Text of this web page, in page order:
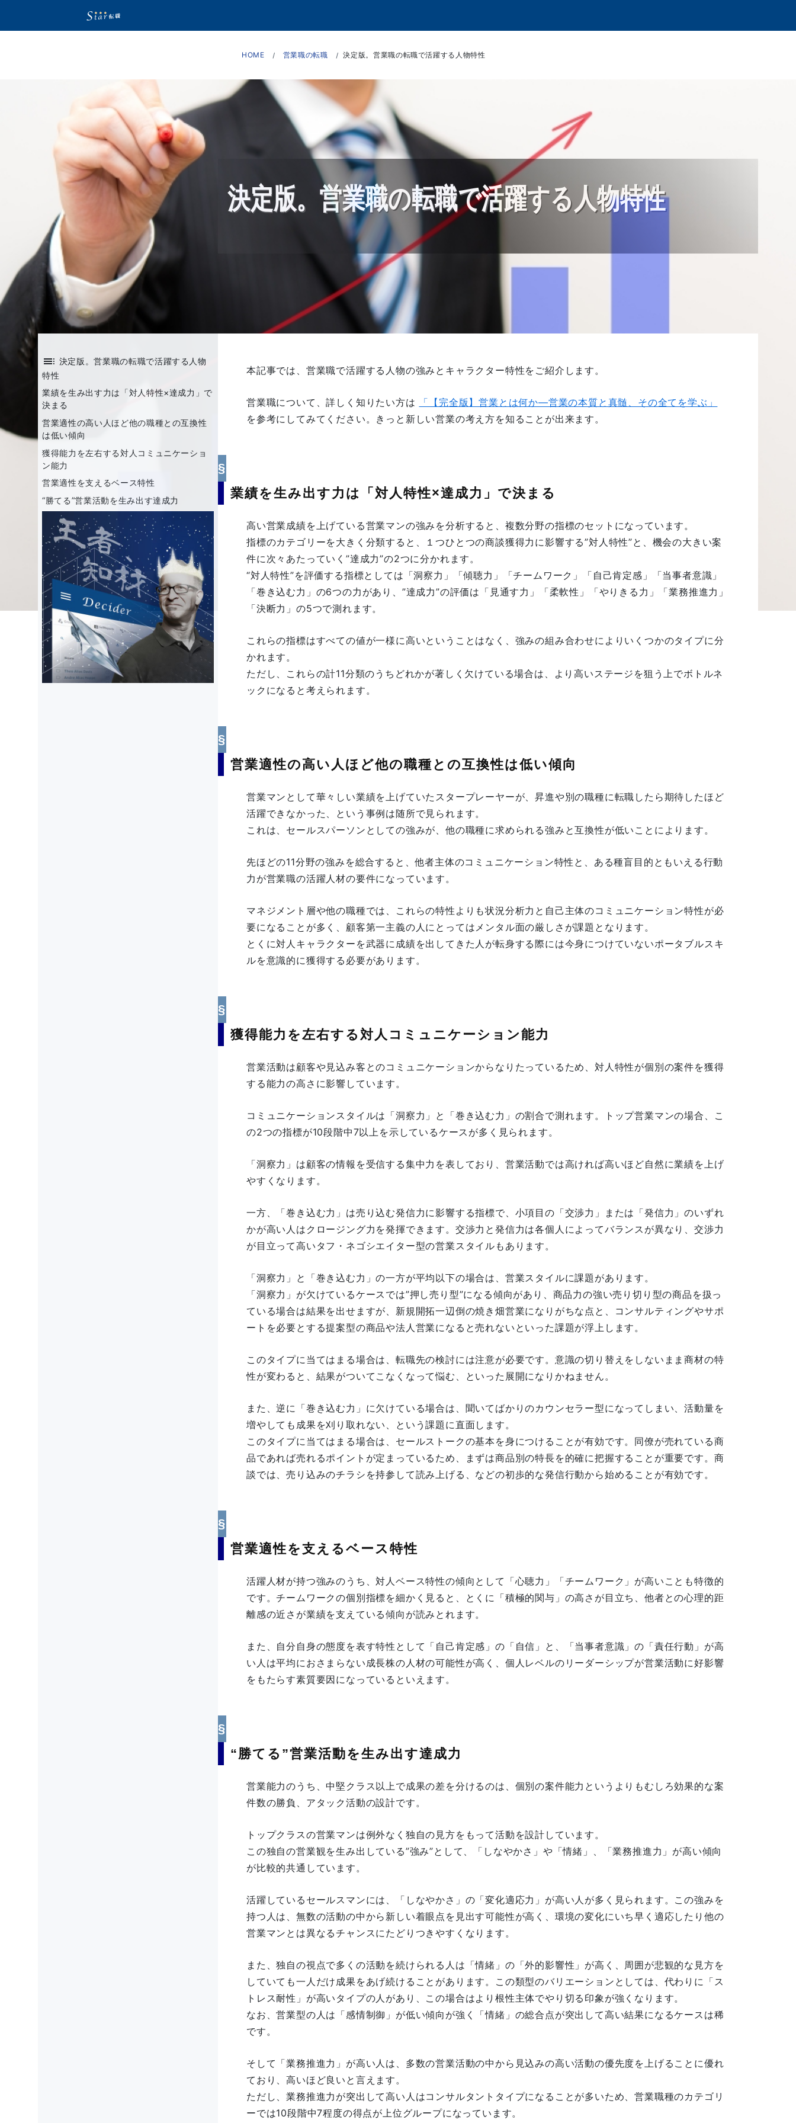
HOME 営業職の転職 決定版。営業職の転職で活躍する人物特性
決定版。営業職の転職で活躍する人物特性
toc 決定版。営業職の転職で活躍する人物
特性
業績を生み出す力は「対人特性×達成力」で
決まる
営業適性の高い人ほど他の職種との互換性
は低い傾向
獲得能力を左右する対人コミュニケーショ
ン能力
営業適性を支えるベース特性
“勝てる”営業活動を生み出す達成力
本記事では、営業職で活躍する人物の強みとキャラクター特性をご紹介します。
営業職について、詳しく知りたい方は
「【完全版】営業とは何か―営業の本質と真髄、その全てを学ぶ」
を参考にしてみてください。きっと新しい営業の考え方を知ることが出来ます。
業績を生み出す力は「対人特性×達成力」で決まる
高い営業成績を上げている営業マンの強みを分析すると、複数分野の指標のセットになっています。
指標のカテゴリーを大きく分類すると、１つひとつの商談獲得力に影響する”対人特性”と、機会の大きい案
件に次々あたっていく”達成力”の2つに分かれます。
“対人特性”を評価する指標としては「洞察力」「傾聴力」「チームワーク」「自己肯定感」「当事者意識」
「巻き込む力」の6つの力があり、”達成力”の評価は「見通す力」「柔軟性」「やりきる力」「業務推進力」
「決断力」の5つで測れます。
これらの指標はすべての値が一様に高いということはなく、強みの組み合わせによりいくつかのタイプに分
かれます。
ただし、これらの計11分類のうちどれかが著しく欠けている場合は、より高いステージを狙う上でボトルネ
ックになると考えられます。
営業適性の高い人ほど他の職種との互換性は低い傾向
営業マンとして華々しい業績を上げていたスタープレーヤーが、昇進や別の職種に転職したら期待したほど
活躍できなかった、という事例は随所で見られます。
これは、セールスパーソンとしての強みが、他の職種に求められる強みと互換性が低いことによります。
先ほどの11分野の強みを総合すると、他者主体のコミュニケーション特性と、ある種盲目的ともいえる行動
力が営業職の活躍人材の要件になっています。
マネジメント層や他の職種では、これらの特性よりも状況分析力と自己主体のコミュニケーション特性が必
要になることが多く、顧客第一主義の人にとってはメンタル面の厳しさが課題となります。
とくに対人キャラクターを武器に成績を出してきた人が転身する際には今身につけていないポータブルスキ
ルを意識的に獲得する必要があります。
獲得能力を左右する対人コミュニケーション能力
営業活動は顧客や見込み客とのコミュニケーションからなりたっているため、対人特性が個別の案件を獲得
する能力の高さに影響しています。
コミュニケーションスタイルは「洞察力」と「巻き込む力」の割合で測れます。トップ営業マンの場合、こ
の2つの指標が10段階中7以上を示しているケースが多く見られます。
「洞察力」は顧客の情報を受信する集中力を表しており、営業活動では高ければ高いほど自然に業績を上げ
やすくなります。
一方、「巻き込む力」は売り込む発信力に影響する指標で、小項目の「交渉力」または「発信力」のいずれ
かが高い人はクロージング力を発揮できます。交渉力と発信力は各個人によってバランスが異なり、交渉力
が目立って高いタフ・ネゴシエイター型の営業スタイルもあります。
「洞察力」と「巻き込む力」の一方が平均以下の場合は、営業スタイルに課題があります。
「洞察力」が欠けているケースでは”押し売り型”になる傾向があり、商品力の強い売り切り型の商品を扱っ
ている場合は結果を出せますが、新規開拓一辺倒の焼き畑営業になりがちな点と、コンサルティングやサポ
ートを必要とする提案型の商品や法人営業になると売れないといった課題が浮上します。
このタイプに当てはまる場合は、転職先の検討には注意が必要です。意識の切り替えをしないまま商材の特
性が変わると、結果がついてこなくなって悩む、といった展開になりかねません。
また、逆に「巻き込む力」に欠けている場合は、聞いてばかりのカウンセラー型になってしまい、活動量を
増やしても成果を刈り取れない、という課題に直面します。
このタイプに当てはまる場合は、セールストークの基本を身につけることが有効です。同僚が売れている商
品であれば売れるポイントが定まっているため、まずは商品別の特長を的確に把握することが重要です。商
談では、売り込みのチラシを持参して読み上げる、などの初歩的な発信行動から始めることが有効です。
営業適性を支えるベース特性
活躍人材が持つ強みのうち、対人ベース特性の傾向として「心聴力」「チームワーク」が高いことも特徴的
です。チームワークの個別指標を細かく見ると、とくに「積極的関与」の高さが目立ち、他者との心理的距
離感の近さが業績を支えている傾向が読みとれます。
また、自分自身の態度を表す特性として「自己肯定感」の「自信」と、「当事者意識」の「責任行動」が高
い人は平均におさまらない成長株の人材の可能性が高く、個人レベルのリーダーシップが営業活動に好影響
をもたらす素質要因になっているといえます。
“勝てる”営業活動を生み出す達成力
営業能力のうち、中堅クラス以上で成果の差を分けるのは、個別の案件能力というよりもむしろ効果的な案
件数の勝負、アタック活動の設計です。
トップクラスの営業マンは例外なく独自の見方をもって活動を設計しています。
この独自の営業観を生み出している”強み”として、「しなやかさ」や「情緒」、「業務推進力」が高い傾向
が比較的共通しています。
活躍しているセールスマンには、「しなやかさ」の「変化適応力」が高い人が多く見られます。この強みを
持つ人は、無数の活動の中から新しい着眼点を見出す可能性が高く、環境の変化にいち早く適応したり他の
営業マンとは異なるチャンスにたどりつきやすくなります。
また、独自の視点で多くの活動を続けられる人は「情緒」の「外的影響性」が高く、周囲が悲観的な見方を
していても一人だけ成果をあげ続けることがあります。この類型のバリエーションとしては、代わりに「ス
トレス耐性」が高いタイプの人があり、この場合はより根性主体でやり切る印象が強くなります。
なお、営業型の人は「感情制御」が低い傾向が強く「情緒」の総合点が突出して高い結果になるケースは稀
です。
そして「業務推進力」が高い人は、多数の営業活動の中から見込みの高い活動の優先度を上げることに優れ
ており、高いほど良いと言えます。
ただし、業務推進力が突出して高い人はコンサルタントタイプになることが多いため、営業職種のカテゴリ
ーでは10段階中7程度の得点が上位グループになっています。